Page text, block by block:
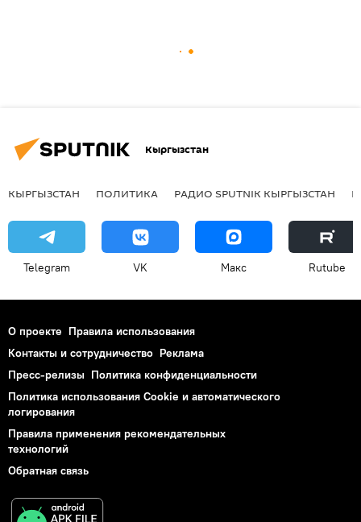
Кыргызстан
КЫРГЫЗСТАН ПОЛИТИКА РАДИО SPUTNIK КЫРГЫЗСТАН
Telegram VK Макс Rutube
О проекте Правила использования
Контакты и сотрудничество Реклама
Пресс-релизы Политика конфиденциальности
Политика использования Cookie и автоматического
логирования
Правила применения рекомендательных
технологий
Обратная связь